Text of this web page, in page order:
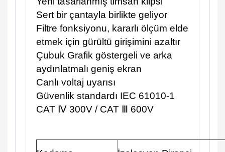
Sert bir çantayla birlikte geliyor
Filtre fonksiyonu, kararlı ölçüm elde
etmek için gürültü girişimini azaltır
Çubuk Grafik göstergeli ve arka
aydınlatmalı geniş ekran
Canlı voltaj uyarısı
Güvenlik standardı IEC 61010-1
CAT Ⅳ 300V / CAT Ⅲ 600V